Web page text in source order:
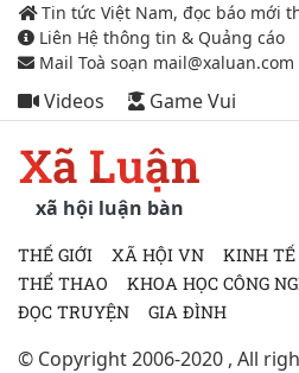
Tin tức Việt Nam, đọc báo mới
Liên Hệ thông tin & Quảng cáo
Mail Toà soạn mail@xaluan.com
Videos Game Vui
Xã Luận
xã hội luận bàn
THẾ GIỚI XÃ HỘI VN KINH TẾ
THỂ THAO
KHOA HỌC CÔNG
ĐỌC TRUYỆN
GIA ĐÌNH
© Copyright 2006-2020 , All